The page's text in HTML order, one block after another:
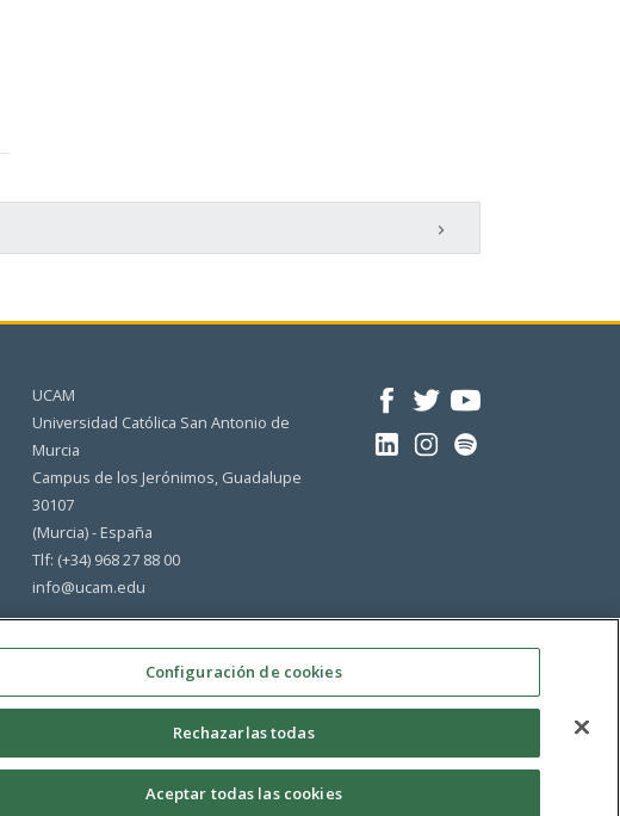
UCAM
Universidad Católica San Antonio de
Murcia
Campus de los Jerónimos, Guadalupe
30107
(Murcia) - España
Tlf: (+34) 968 27 88 00
info@ucam.edu
Configuración de cookies
Rechazarlas todas
Aceptar todas las cookies